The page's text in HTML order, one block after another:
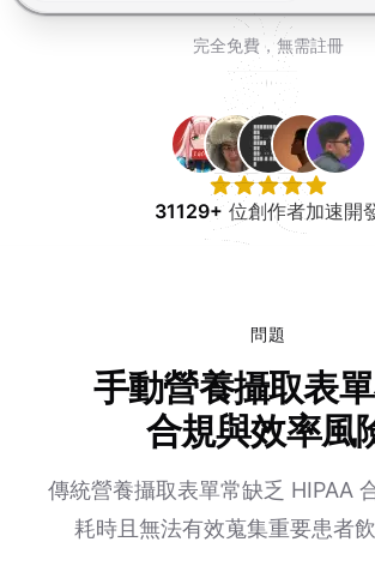
完全免費，無需註冊
31129+位創作者加速開
問題
手動營養攝取表
合規與效率風
傳統營養攝取表單常缺乏 HIPAA
耗時且無法有效蒐集重要患者飲